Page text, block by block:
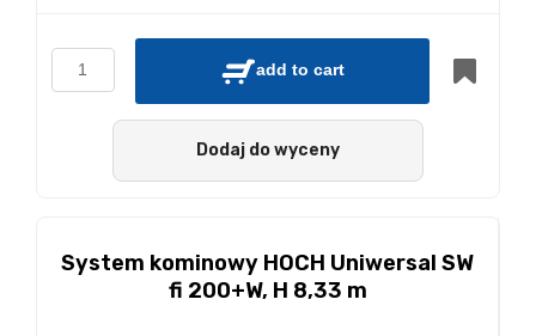
add to cart
Dodaj do wyceny
System kominowy HOCH Uniwersal SW
fi 200+W, H 8,33 m